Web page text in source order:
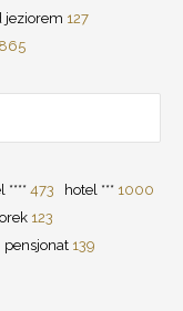
jeziorem 127
865
**** 473 hotel *** 1000
123
pensjonat 139